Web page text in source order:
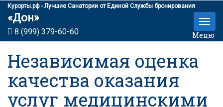
Курорты.рф - Лучшие Санатории от Единой Службы бронирования
«Дон»
8 (999) 379-60-60 Меню
Независимая оценка
качества оказания
услуг медицинскими